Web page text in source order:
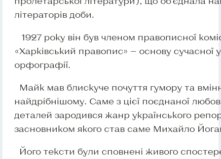
літераторів доби.
1927 року він був членом правописної
«Харківський правопис» — основу сучасної
орфографії.
Майк мав блискуче почуття гумору та
найдрібнішому. Саме з цієї поєднаної
деталей зародився жанр українського
засновником якого став саме Михайло
Його тексти були сповнені живого